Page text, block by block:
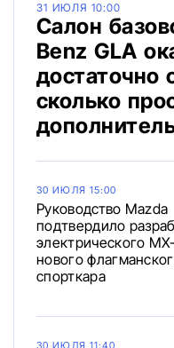
31 ИЮЛЯ 10:00
Салон
Benz GLA
достаточно
сколько
30 ИЮЛЯ 15:00
Руководство Mazda
подтвердило
электрического
нового
спорткара
30 ИЮЛЯ 11:40